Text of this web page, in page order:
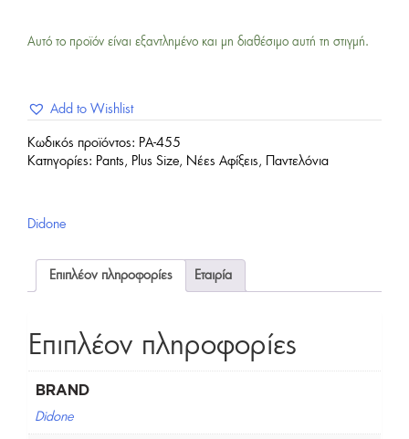
Αυτό το προϊόν είναι εξαντλημένο και μη διαθέσιμο αυτή τη στιγμή.
Add to Wishlist
Κωδικός προϊόντος: PA-455
Κατηγορίες: Pants , Plus Size, Νέες Αφίξεις , Παντελόνια
Didone
Επιπλέον πληροφορίες Εταιρία
Επιπλέον πληροφορίες
BRAND
Didone